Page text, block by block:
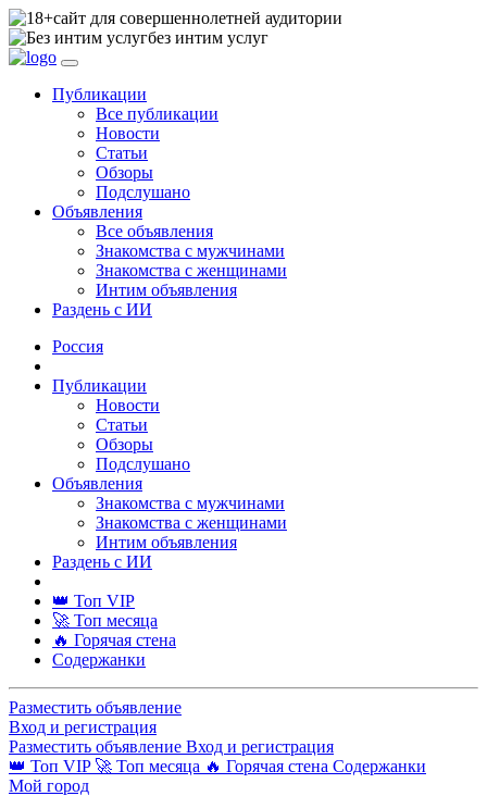
сайт для совершеннолетней аудитории
без интим услуг
Публикации
Все публикации
Новости
Статьи
Обзоры
Подслушано
Объявления
Все объявления
Знакомства с мужчинами
Знакомства с женщинами
Интим объявления
Раздень с ИИ
Россия
Публикации
Новости
Статьи
Обзоры
Подслушано
Объявления
Знакомства с мужчинами
Знакомства с женщинами
Интим объявления
Раздень с ИИ
👑 Топ VIP
🚀 Топ месяца
🔥 Горячая стена
Содержанки
Разместить объявление
Вход и регистрация
Разместить объявление Вход и регистрация
👑 Топ VIP 🚀 Топ месяца 🔥 Горячая стена Содержанки
Мой город